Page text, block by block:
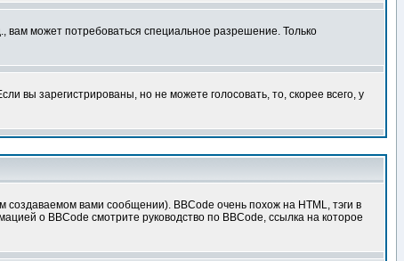
может потребоваться специальное разрешение. Только
вы зарегистрированы, но не можете голосовать, то, скорее всего, у
вами сообщении). BBCode очень похож на HTML, тэги в
о BBCode смотрите руководство по BBCode, ссылка на которое